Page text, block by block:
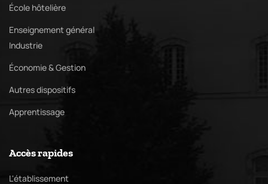
École hôtelière
Enseignement général
Industrie
Économie & Gestion
Autres dispositifs
Apprentissage
Accès rapides
L'établissement